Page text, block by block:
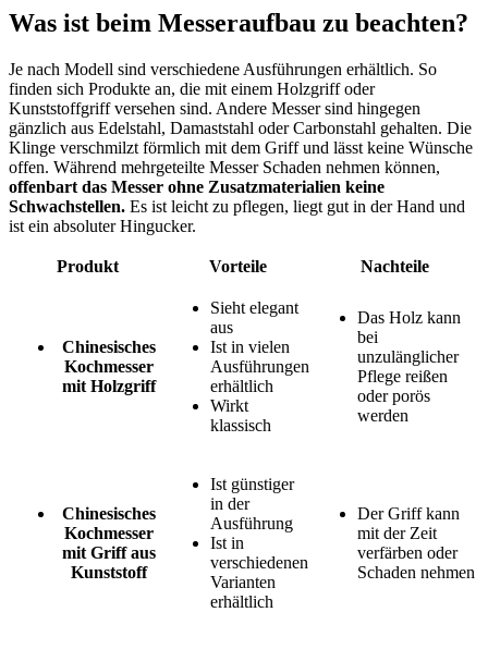
Was ist beim Messeraufbau zu beachten?
Je nach Modell sind verschiedene Ausführungen erhältlich. So
finden sich Produkte an, die mit einem Holzgriff oder
Kunststoffgriff versehen sind. Andere Messer sind hingegen
gänzlich aus Edelstahl, Damaststahl oder Carbonstahl gehalten. Die
Klinge verschmilzt förmlich mit dem Griff und lässt keine Wünsche
offen. Während mehrgeteilte Messer Schaden nehmen können,
offenbart das Messer ohne Zusatzmaterialien keine
Schwachstellen. Es ist leicht zu pflegen, liegt gut in der Hand und
ist ein absoluter Hingucker.
Produkt Vorteile Nachteile
Chinesisches
Kochmesser
mit Holzgriff
Sieht elegant
aus
Ist in vielen
Ausführungen
erhältlich
Wirkt
klassisch
Das Holz kann
bei
unzulänglicher
Pflege reißen
oder porös
werden
Chinesisches
Kochmesser
mit Griff aus
Kunststoff
Ist günstiger
in der
Ausführung
Ist in
verschiedenen
Varianten
erhältlich
Der Griff kann
mit der Zeit
verfärben oder
Schaden nehmen